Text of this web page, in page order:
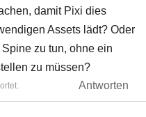
damit Pixi dies
Assets lädt? Oder
zu tun, ohne ein
zu müssen?
Antworten